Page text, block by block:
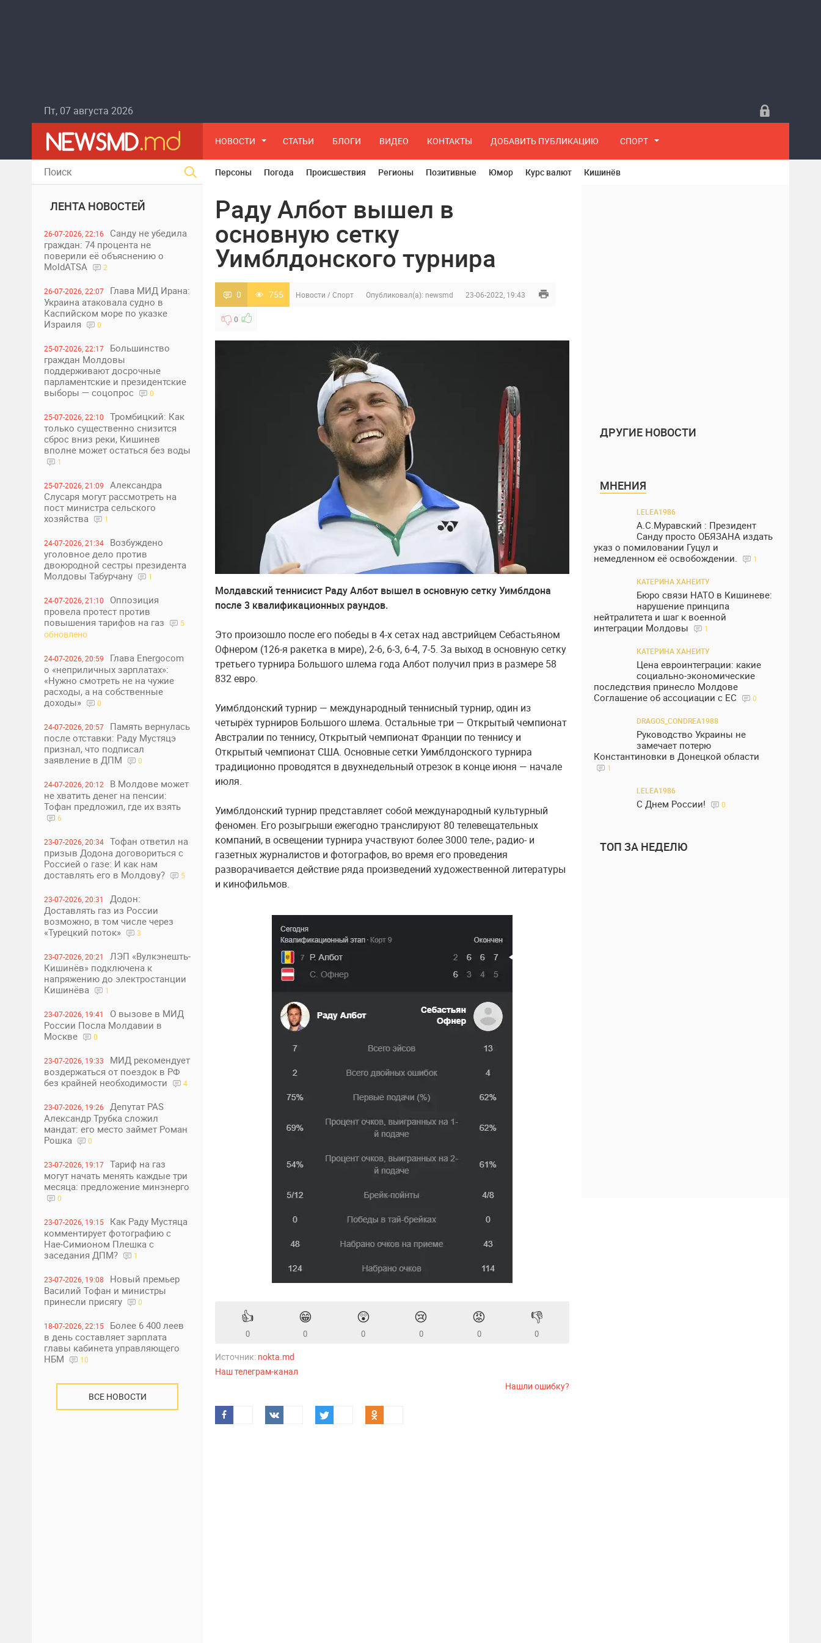
Пт, 07 августа 2026
НОВОСТИ СТАТЬИ БЛОГИ ВИДЕО КОНТАКТЫ ДОБАВИТЬ ПУБЛИКАЦИЮ СПОРТ
ЛЕНТА НОВОСТЕЙ
26-07-2026, 22:16
Санду не убедила
граждан: 74 процента не
поверили её объяснению о
MoldATSA
2
26-07-2026, 22:07
Глава МИД Ирана:
Украина атаковала судно в
Каспийском море по указке
Израиля
0
25-07-2026, 22:17
Большинство
граждан Молдовы
поддерживают досрочные
парламентские и президентские
выборы — соцопрос
0
25-07-2026, 22:10
Тромбицкий: Как
только существенно снизится
сброс вниз реки, Кишинев
вполне может остаться без воды
1
25-07-2026, 21:09
Александра
Слусаря могут рассмотреть на
пост министра сельского
хозяйства
1
24-07-2026, 21:34
Возбуждено
уголовное дело против
двоюродной сестры президента
Молдовы Табурчану
1
24-07-2026, 21:10
Оппозиция
провела протест против
повышения тарифов на газ
5
обновлено
24-07-2026, 20:59
Глава Energocom
о «неприличных зарплатах»:
«Нужно смотреть не на чужие
расходы, а на собственные
доходы»
0
24-07-2026, 20:57
Память вернулась
после отставки: Раду Мустяцэ
признал, что подписал
заявление в ДПМ
0
24-07-2026, 20:12
В Молдове может
не хватить денег на пенсии:
Тофан предложил, где их взять
6
23-07-2026, 20:34
Тофан ответил на
призыв Додона договориться с
Россией о газе: И как нам
доставлять его в Молдову?
5
23-07-2026, 20:31
Додон:
Доставлять газ из России
возможно, в том числе через
«Турецкий поток»
3
23-07-2026, 20:21
ЛЭП «Вулкэнешть-
Кишинёв» подключена к
напряжению до электростанции
Кишинёва
1
23-07-2026, 19:41
О вызове в МИД
России Посла Молдавии в
Москве
0
23-07-2026, 19:33
МИД рекомендует
воздержаться от поездок в РФ
без крайней необходимости
4
23-07-2026, 19:26
Депутат PAS
Александр Трубка сложил
мандат: его место займет Роман
Рошка
0
23-07-2026, 19:17
Тариф на газ
могут начать менять каждые три
месяца: предложение минэнерго
0
23-07-2026, 19:15
Как Раду Мустяца
комментирует фотографию с
Нае-Симионом Плешка с
заседания ДПМ?
1
23-07-2026, 19:08
Новый премьер
Василий Тофан и министры
принесли присягу
0
18-07-2026, 22:15
Более 6 400 леев
в день составляет зарплата
главы кабинета управляющего
НБМ
10
ВСЕ НОВОСТИ
Персоны Погода Происшествия Регионы Позитивные Юмор Курс валют Кишинёв
Раду Албот вышел в
основную сетку
Уимблдонского турнира
0 755 Новости /Спорт Опубликовал(а): newsmd 23-06-2022, 19:43
0
Молдавский теннисист Раду Албот вышел в основную сетку Уимблдона
после 3 квалификационных раундов.
Это произошло после его победы в 4-х сетах над австрийцем Себастьяном
Офнером (126-я ракетка в мире), 2-6, 6-3, 6-4, 7-5. За выход в основную сетку
третьего турнира Большого шлема года Албот получил приз в размере 58
832 евро.
Уимблдонский турнир — международный теннисный турнир, один из
четырёх турниров Большого шлема. Остальные три — Открытый чемпионат
Австралии по теннису, Открытый чемпионат Франции по теннису и
Открытый чемпионат США. Основные сетки Уимблдонского турнира
традиционно проводятся в двухнедельный отрезок в конце июня — начале
июля.
Уимблдонский турнир представляет собой международный культурный
феномен. Его розыгрыши ежегодно транслируют 80 телевещательных
компаний, в освещении турнира участвуют более 3000 теле-, радио- и
газетных журналистов и фотографов, во время его проведения
разворачивается действие ряда произведений художественной литературы
и кинофильмов.
👍
0
😁
0
😲
0
😢
0
😡
0
👎
0
Источник: nokta.md
Наш телеграм-канал
Нашли ошибку?
ДРУГИЕ НОВОСТИ
МНЕНИЯ
LELEA1986
А.С.Муравский : Президент
Санду просто ОБЯЗАНА издать
указ о помиловании Гуцул и
немедленном её освобождении.
1
КАТЕРИНА ХАНЕИТУ
Бюро связи НАТО в Кишиневе:
нарушение принципа
нейтралитета и шаг к военной
интеграции Молдовы
1
КАТЕРИНА ХАНЕИТУ
Цена евроинтеграции: какие
социально-экономические
последствия принесло Молдове
Соглашение об ассоциации с ЕС
0
DRAGOS_CONDREA1988
Руководство Украины не
замечает потерю
Константиновки в Донецкой области
1
LELEA1986
С Днем России! 0
ТОП ЗА НЕДЕЛЮ